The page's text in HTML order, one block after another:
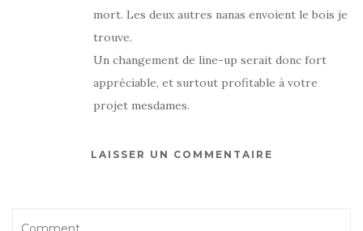
mort. Les deux autres nanas envoient le bois je
trouve.
Un changement de line-up serait donc fort
appréciable, et surtout profitable à votre
projet mesdames.
LAISSER UN COMMENTAIRE